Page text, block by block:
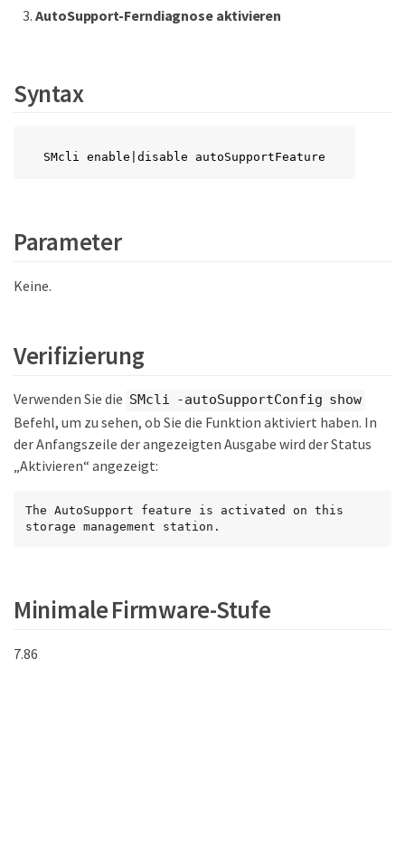
AutoSupport-Ferndiagnose aktivieren
Syntax
SMcli enable|disable autoSupportFeature
Parameter
Keine.
Verifizierung
Verwenden Sie die SMcli -autoSupportConfig show
Befehl, um zu sehen, ob Sie die Funktion aktiviert haben. In
der Anfangszeile der angezeigten Ausgabe wird der Status
„Aktivieren“ angezeigt:
The AutoSupport feature is activated on this
storage management station.
Minimale Firmware-Stufe
7.86